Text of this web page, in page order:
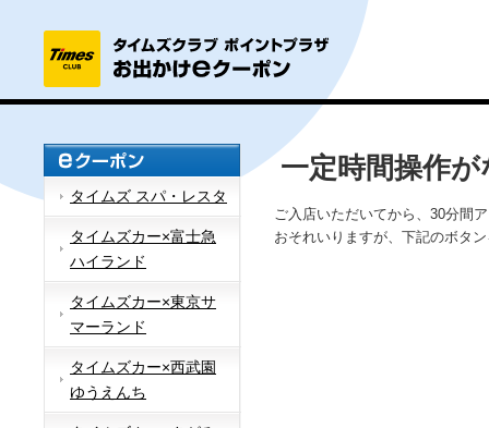
タイムズ スパ・レスタ
タイムズカー×富士急
ハイランド
タイムズカー×東京サ
マーランド
タイムズカー×西武園
ゆうえんち
一定時間操作
ご入店いただいてから、30分間
おそれいりますが、下記のボタ